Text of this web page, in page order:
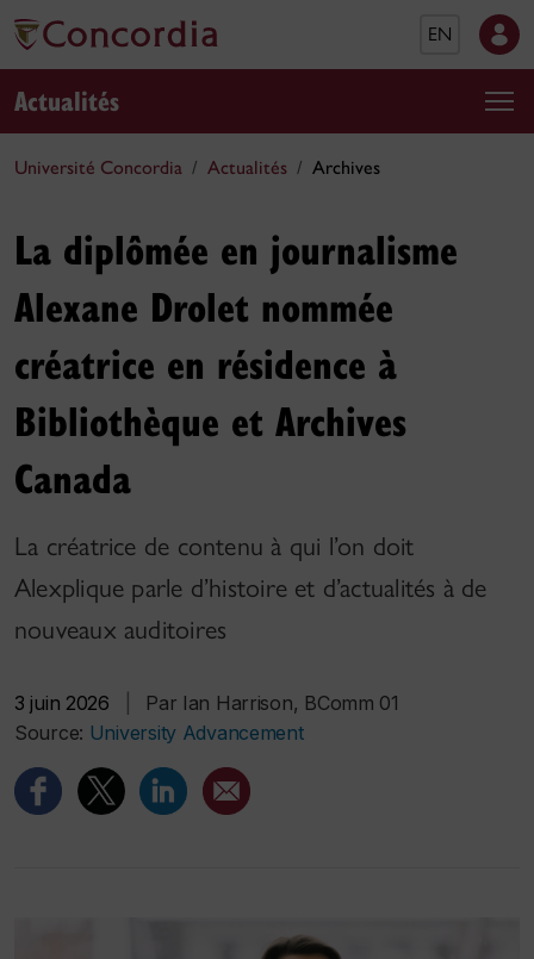
EN
Actualités
Université Concordia Actualités Archives
La diplômée en journalisme
Alexane Drolet nommée
créatrice en résidence à
Bibliothèque et Archives
Canada
La créatrice de contenu à qui l’on doit
Alexplique parle d’histoire et d’actualités à de
nouveaux auditoires
3 juin 2026
Par Ian Harrison, BComm 01
Source: University Advancement